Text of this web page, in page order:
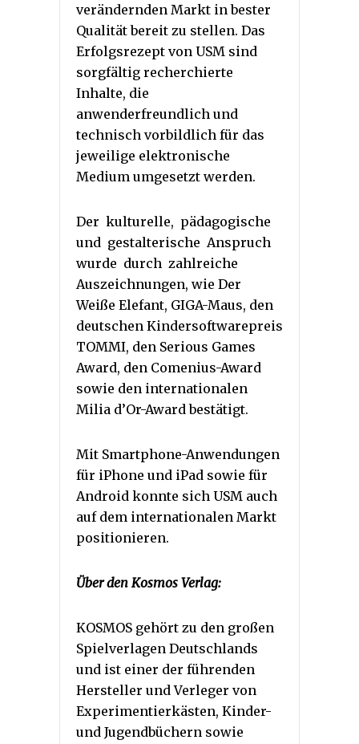
verändernden Markt in bester
Qualität bereit zu stellen. Das
Erfolgsrezept von USM sind
sorgfältig recherchierte
Inhalte, die
anwenderfreundlich und
technisch vorbildlich für das
jeweilige elektronische
Medium umgesetzt werden.
Der kulturelle, pädagogische
und gestalterische Anspruch
wurde durch zahlreiche
Auszeichnungen, wie Der
Weiße Elefant, GIGA-Maus, den
deutschen Kindersoftwarepreis
TOMMI, den Serious Games
Award, den Comenius-Award
sowie den internationalen
Milia d’Or-Award bestätigt.
Mit Smartphone-Anwendungen
für iPhone und iPad sowie für
Android konnte sich USM auch
auf dem internationalen Markt
positionieren.
Über den Kosmos Verlag:
KOSMOS gehört zu den großen
Spielverlagen Deutschlands
und ist einer der führenden
Hersteller und Verleger von
Experimentierkästen, Kinder-
und Jugendbüchern sowie